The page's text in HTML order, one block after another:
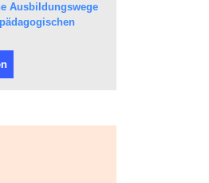
Ausbildungswege